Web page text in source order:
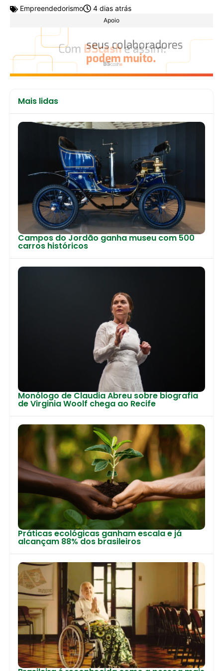
Empreendedorismo 4 dias atrás
Apoio
Mais lidas
Campos do Jordão ganha museu com 500
carros históricos
Monólogo de Claudia Abreu sobre biografia
de Virginia Woolf chega ao Recife
Práticas ecológicas ganham escala e já
alcançam 88% dos brasileiros